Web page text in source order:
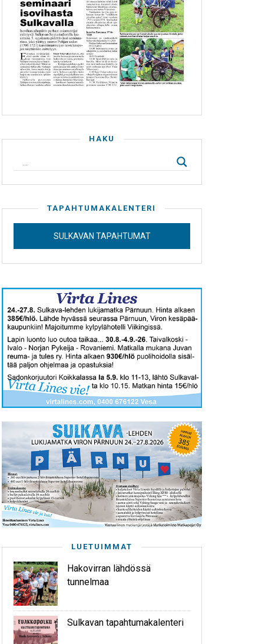
HAKU
TAPAHTUMAKALENTERI
SULKAVAN TAPAHTUMAT
LUETUIMMAT
Hakovirran lähdössä
tunnelmaa
Sulkavan tapahtumakalenteri